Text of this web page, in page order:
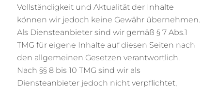
Vollständigkeit und Aktualität der Inhalte
können wir jedoch keine Gewähr übernehmen.
Als Diensteanbieter sind wir gemäß § 7 Abs.1
TMG für eigene Inhalte auf diesen Seiten nach
den allgemeinen Gesetzen verantwortlich.
Nach §§ 8 bis 10 TMG sind wir als
Diensteanbieter jedoch nicht verpflichtet,